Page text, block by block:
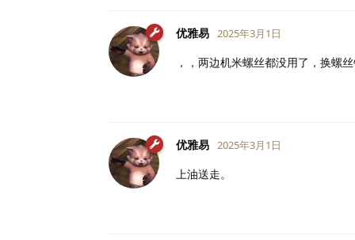
优雅易 2025年3月1日
，，两边机米螺丝都没用了，换螺
优雅易 2025年3月1日
上油送走。